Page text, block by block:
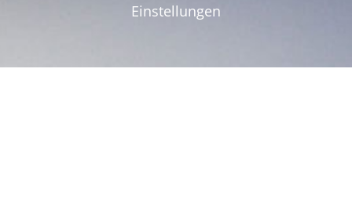
Einstellungen